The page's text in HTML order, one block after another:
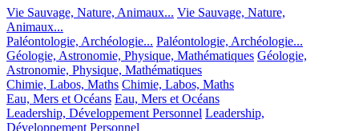
Vie Sauvage, Nature, Animaux... Vie Sauvage, Nature,
Animaux...
Paléontologie, Archéologie... Paléontologie, Archéologie...
Géologie, Astronomie, Physique, Mathématiques Géologie,
Astronomie, Physique, Mathématiques
Chimie, Labos, Maths Chimie, Labos, Maths
Eau, Mers et Océans Eau, Mers et Océans
Leadership, Développement Personnel Leadership,
Développement Personnel